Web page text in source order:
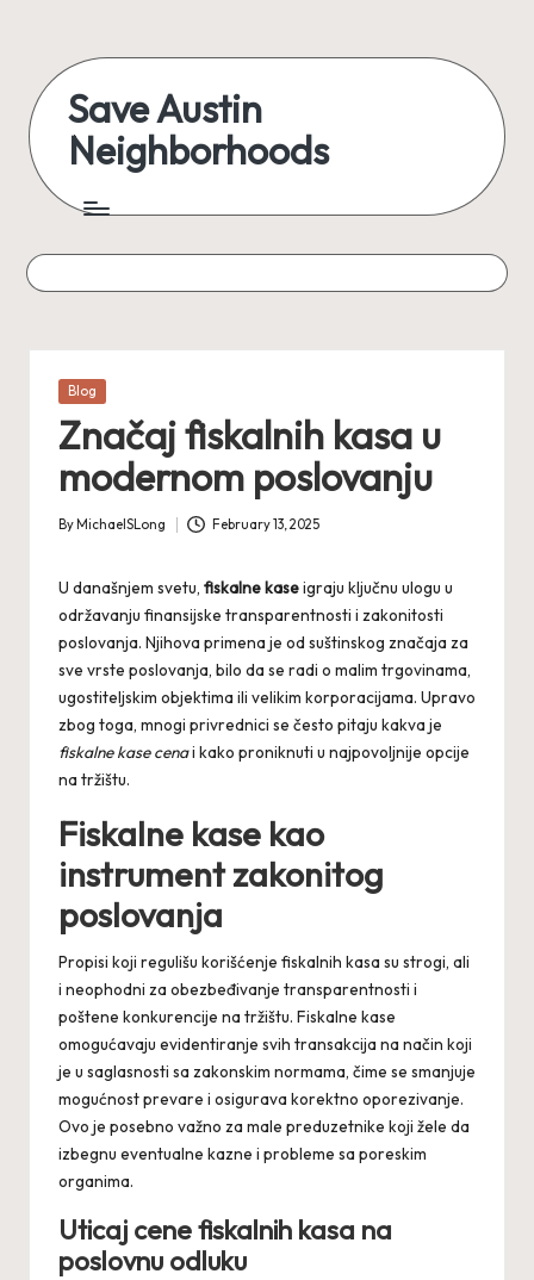
content
Save Austin
Neighborhoods
Austin
everything
Posted
Blog
Značaj fiskalnih kasa u
modernom poslovanju
Posted
By MichaelSLong February 13, 2025
U današnjem svetu, fiskalne kaseigraju ključnu ulogu u
održavanju finansijske transparentnosti i zakonitosti
poslovanja. Njihova primena je od suštinskog značaja za
sve vrste poslovanja, bilo da se radi o malim trgovinama,
ugostiteljskim objektima ili velikim korporacijama. Upravo
zbog toga, mnogi privrednici se često pitaju kakva je
fiskalne kase cenai kako proniknuti u najpovoljnije opcije
na tržištu.
Fiskalne kase kao
instrument zakonitog
poslovanja
Propisi koji regulišu korišćenje fiskalnih kasa su strogi, ali
i neophodni za obezbeđivanje transparentnosti i
poštene konkurencije na tržištu. Fiskalne kase
omogućavaju evidentiranje svih transakcija na način koji
je u saglasnosti sa zakonskim normama, čime se smanjuje
mogućnost prevare i osigurava korektno oporezivanje.
Ovo je posebno važno za male preduzetnike koji žele da
izbegnu eventualne kazne i probleme sa poreskim
organima.
Uticaj cene fiskalnih kasa na
poslovnu odluku